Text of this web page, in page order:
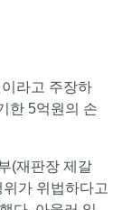
라고 주장하
한 5억원의 손
(재판장 제갈
가 위법하다고